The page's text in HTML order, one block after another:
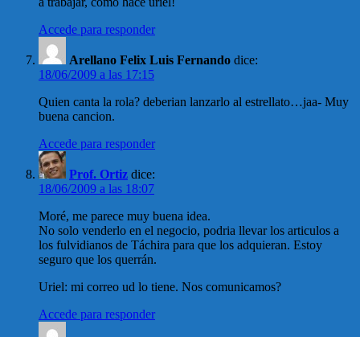
Accede para responder
Arellano Felix Luis Fernando dice:
18/06/2009 a las 17:15
Quien canta la rola? deberian lanzarlo al estrellato…jaa- Muy
buena cancion.
Accede para responder
Prof. Ortiz dice:
18/06/2009 a las 18:07
Moré, me parece muy buena idea.
No solo venderlo en el negocio, podria llevar los articulos a
los fulvidianos de Táchira para que los adquieran. Estoy
seguro que los querrán.
Uriel: mi correo ud lo tiene. Nos comunicamos?
Accede para responder